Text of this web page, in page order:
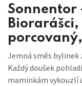
Sonnentor
Jemná směs
Každý doušek
maminkám vykouzlí